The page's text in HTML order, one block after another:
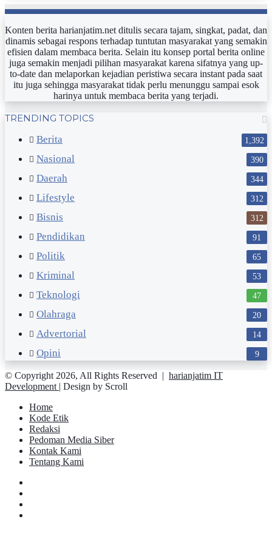
Konten berita harianjatim.net ditulis secara tajam, singkat, padat, dan
dinamis sebagai respons terhadap tuntutan masyarakat yang semakin
efisien dalam membaca berita. Selain itu konsep portal berita online
juga semakin menjadi pilihan masyarakat karena sifatnya yang up-
to-date dan melaporkan kejadian peristiwa secara instant pada saat
itu juga sehingga masyarakat tidak perlu menunggu sampai esok
harinya untuk membaca berita yang terjadi.
TRENDING TOPICS
Berita
1,392
Nasional 390
Daerah 344
Lifestyle 312
Bisnis 312
Pendidikan 91
Politik 65
Kriminal 53
Teknologi 47
Olahraga 20
Advertorial 14
Opini 9
© Copyright 2026, All Rights Reserved | harianjatim IT
Development | Design by Scroll
Home
Kode Etik
Redaksi
Pedoman Media Siber
Kontak Kami
Tentang Kami